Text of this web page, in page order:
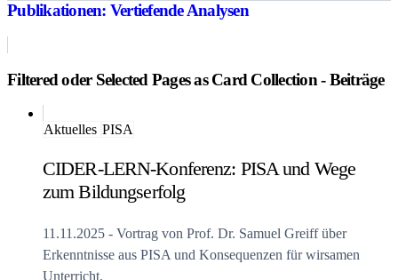
Publikationen: Vertiefende Analysen
Filtered oder Selected Pages as Card Collection - Beiträge
Aktuelles PISA
CIDER-LERN-Konferenz: PISA und Wege
zum Bildungserfolg
11.11.2025 - Vortrag von Prof. Dr. Samuel Greiff über
Erkenntnisse aus PISA und Konsequenzen für wirsamen
Unterricht.